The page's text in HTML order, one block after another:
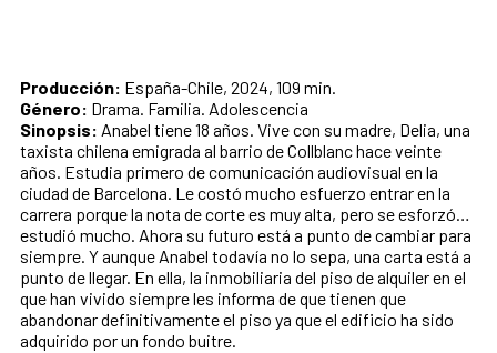
Producción: España-Chile, 2024, 109 min.
Género: Drama. Familia. Adolescencia
Sinopsis: Anabel tiene 18 años. Vive con su madre, Delia, una
taxista chilena emigrada al barrio de Collblanc hace veinte
años. Estudia primero de comunicación audiovisual en la
ciudad de Barcelona. Le costó mucho esfuerzo entrar en la
carrera porque la nota de corte es muy alta, pero se esforzó…
estudió mucho. Ahora su futuro está a punto de cambiar para
siempre. Y aunque Anabel todavía no lo sepa, una carta está a
punto de llegar. En ella, la inmobiliaria del piso de alquiler en el
que han vivido siempre les informa de que tienen que
abandonar definitivamente el piso ya que el edificio ha sido
adquirido por un fondo buitre.